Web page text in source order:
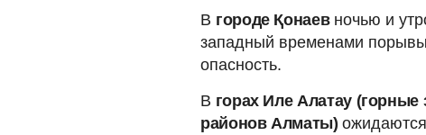
В городе Қонаев ночью и
западный временами
опасность.
В горах Иле Алатау
районов Алматы)